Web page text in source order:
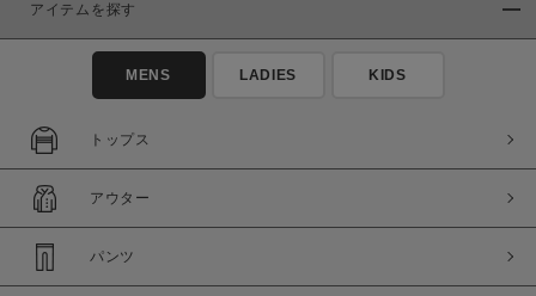
アイテムを探す
MENS LADIES KIDS
トップス
アウター
パンツ